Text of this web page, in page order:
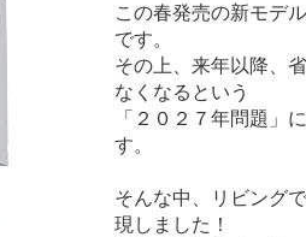
この春発売の新モデ
です。
その上、来年以降、
なくなるという
「２０２７年問題」
す。
そんな中、リビング
現しました！